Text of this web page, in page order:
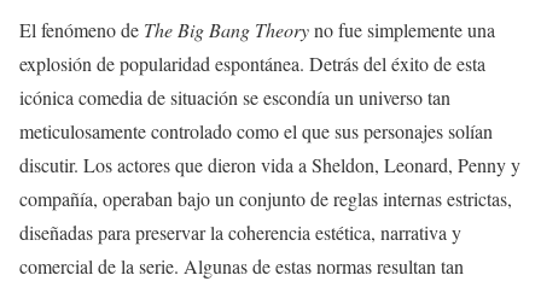
El fenómeno de The Big Bang Theoryno fue simplemente una
explosión de popularidad espontánea. Detrás del éxito de esta
icónica comedia de situación se escondía un universo tan
meticulosamente controlado como el que sus personajes solían
discutir. Los actores que dieron vida a Sheldon, Leonard, Penny y
compañía, operaban bajo un conjunto de reglas internas estrictas,
diseñadas para preservar la coherencia estética, narrativa y
comercial de la serie. Algunas de estas normas resultan tan